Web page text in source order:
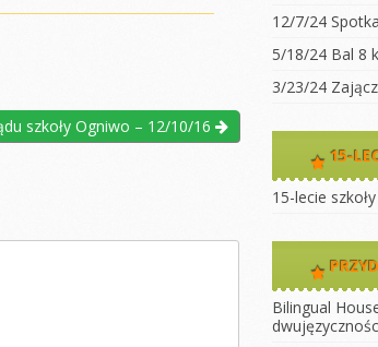
15-lecie szkoły
Klasa
Klasa
Klasa
LO 1
szkoły Ogniwo – 12/10/16
12/7/24
5/18/24 Bal 8
3/23/24
15-
15-lecie szkoły
Bilingual